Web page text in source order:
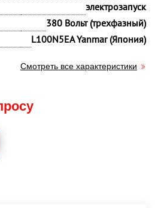
электрозапуск
380 Вольт (трехфазный)
L100N5EA Yanmar (Япония)
Смотреть все характеристики